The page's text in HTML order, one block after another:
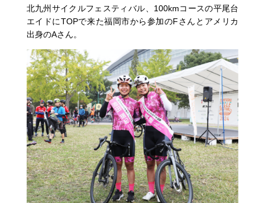
北九州サイクルフェスティバル、100kmコースの平尾台
エイドにTOPで来た福岡市から参加のFさんとアメリカ
出身のAさん。